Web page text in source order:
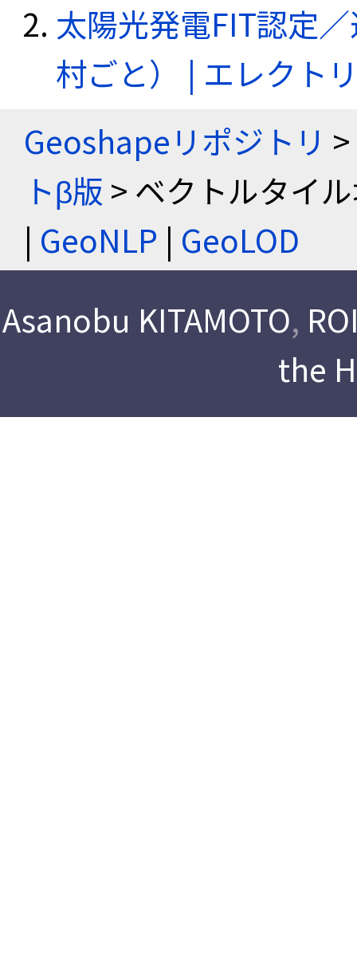
太陽光発電FIT認定
村ごと） | エレクト
Geoshapeリポジトリ >
トβ版 > ベクトルタイ
| GeoNLP | GeoLOD
Asanobu KITAMOTO,
the